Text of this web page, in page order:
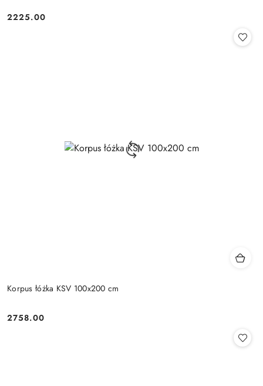
Cena:
2225.00
Korpus łóżka KSV 100x200 cm
Cena:
2758.00